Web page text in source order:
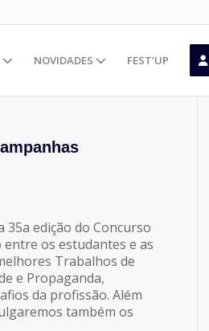
NOVIDADES FEST’UP
35a edição do Concurso
entre os estudantes e as
Trabalhos de
e Propaganda,
da profissão. Além
também os